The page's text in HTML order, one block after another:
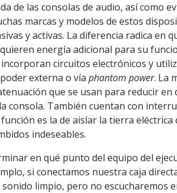
de las consolas de audio, así como
marcas y modelos de estos
y activas. La diferencia radica en
energía adicional para su
circuitos electrónicos y
externa o vía phantom power. La
que se usan para reducir
consola. También cuentan con
función es la de aislar la tierra
indeseables.
en qué punto del equipo del
si conectamos nuestra caja
limpio, pero no escucharemos